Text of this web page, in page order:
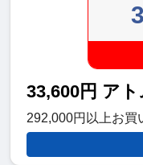
33,600円 ア
292,000円以上お買